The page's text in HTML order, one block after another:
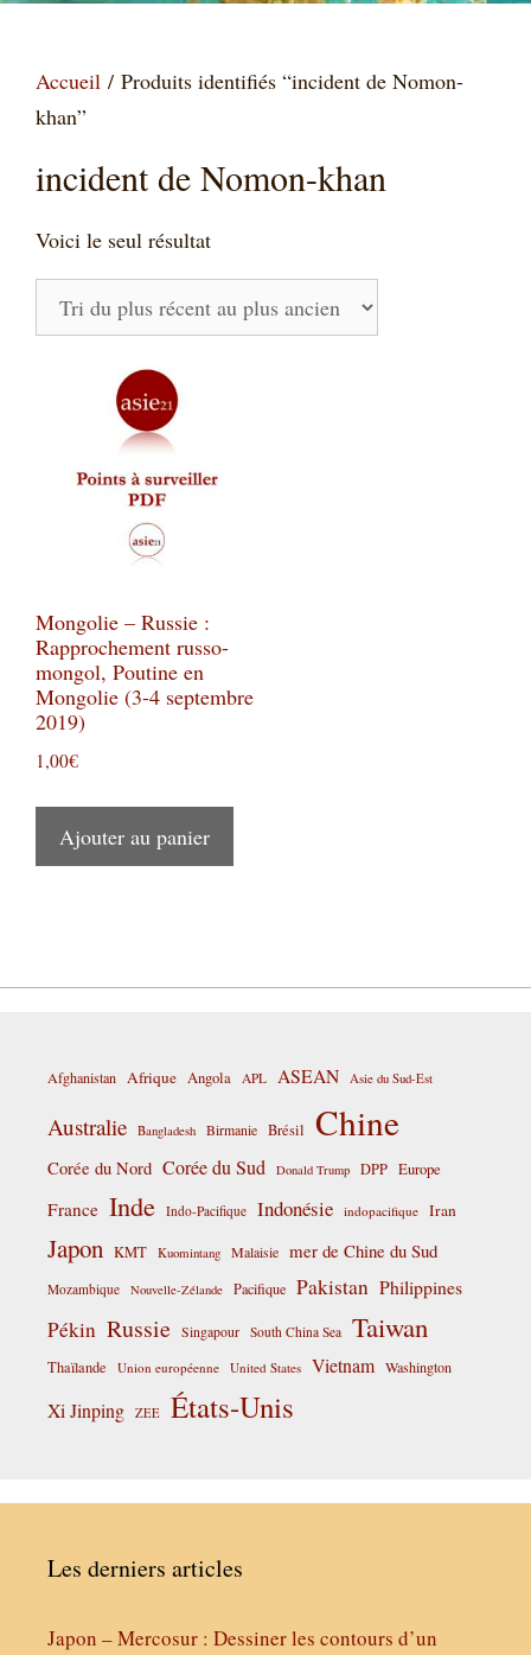
Accueil / Produits identifiés “incident de Nomon-
khan”
incident de Nomon-khan
Voici le seul résultat
Mongolie – Russie :
Rapprochement russo-
mongol, Poutine en
Mongolie (3-4 septembre
2019)
1,00€
Ajouter au panier
Afghanistan Afrique Angola APL ASEAN Asie du Sud-Est
Australie Bangladesh Birmanie Brésil Chine
Corée du Nord Corée du Sud Donald Trump DPP Europe
France Inde Indo-Pacifique Indonésie indopacifique Iran
Japon KMT Kuomintang Malaisie mer de Chine du Sud
Mozambique Nouvelle-Zélande Pacifique Pakistan Philippines
Pékin Russie Singapour South China Sea Taiwan
Thaïlande Union européenne United States Vietnam Washington
Xi Jinping ZEE États-Unis
Les derniers articles
Japon – Mercosur : Dessiner les contours d’un